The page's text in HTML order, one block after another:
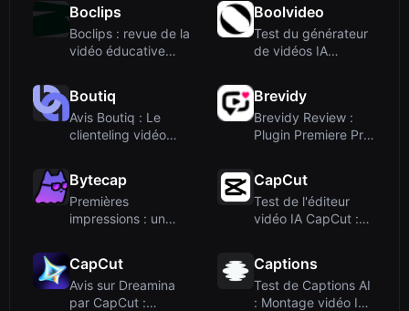
Boclips
Boclips : revue de la
vidéo éducative
Boolvideo
Test du générateur
de vidéos IA
Boutiq
Avis Boutiq : Le
clienteling vidéo
Brevidy
Brevidy Review :
Plugin Premiere Pro
Bytecap
Premières
impressions : un
CapCut
Test de l'éditeur
vidéo IA CapCut :
CapCut
Avis sur Dreamina
par CapCut :
Captions
Test de Captions AI
: Montage vidéo IA